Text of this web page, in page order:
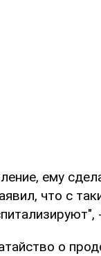
ему
что с
о